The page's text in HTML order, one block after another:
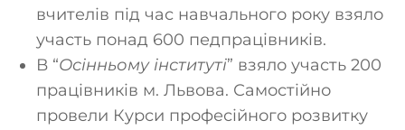
вчителів під час навчального року взяло
участь понад 600 педпрацівників.
В “Осінньому інституті” взяло участь 200
працівників м. Львова. Самостійно
провели Курси професійного розвитку